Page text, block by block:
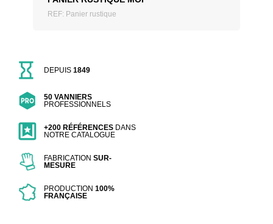
REF: Panier rustique
DEPUIS1849
50 VANNIERS
PROFESSIONNELS
+200 RÉFÉRENCES DANS
NOTRE CATALOGUE
FABRICATIONSUR-
MESURE
PRODUCTION100%
FRANÇAISE